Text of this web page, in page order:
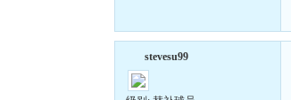
stevesu99